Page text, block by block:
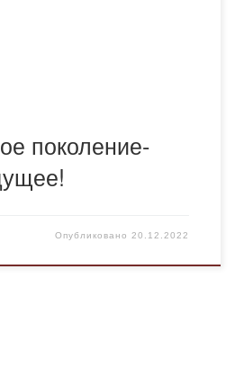
поколение-
Опубликовано20.12.2022